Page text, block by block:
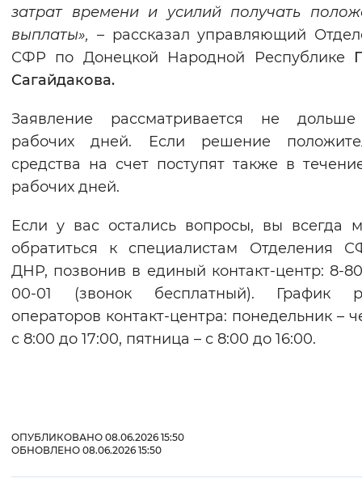
затрат времени и усилий получать
выплаты», – рассказал управляющий
СФР по Донецкой Народной Республике
Сагайдакова.
Заявление рассматривается не
рабочих дней. Если решение
средства на счет поступят также в
рабочих дней.
Если у вас остались вопросы, вы всегда
обратиться к специалистам Отделения
ДНР, позвонив в единый контакт-центр: 8-
00-01 (звонок бесплатный). График
операторов контакт-центра: понедельник –
с 8:00 до 17:00, пятница – с 8:00 до 16:00.
ОПУБЛИКОВАНО 08.06.2026 15:50
ОБНОВЛЕНО 08.06.2026 15:50